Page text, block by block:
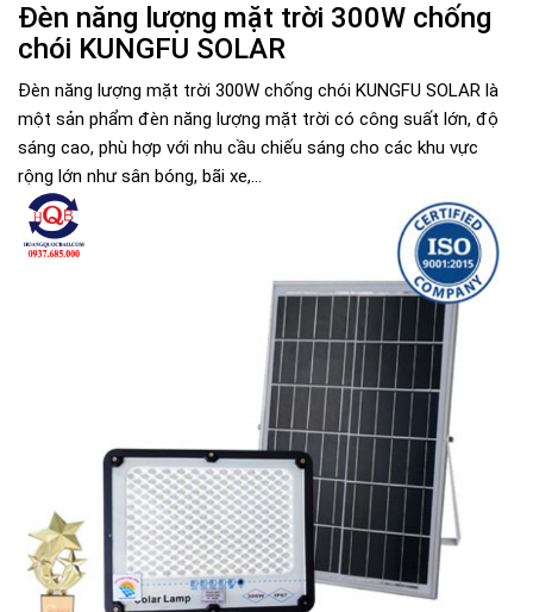
Đèn năng lượng mặt trời 300W chống
chói KUNGFU SOLAR
Đèn năng lượng mặt trời 300W chống chói KUNGFU SOLAR là
một sản phẩm đèn năng lượng mặt trời có công suất lớn, độ
sáng cao, phù hợp với nhu cầu chiếu sáng cho các khu vực
rộng lớn như sân bóng, bãi xe,...